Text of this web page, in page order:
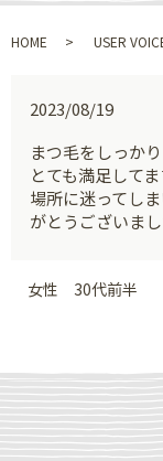
HOME USER
2023/08/19
まつ毛をしっか
とても満足してま
場所に迷ってし
がとうございまし
女性 30代前半